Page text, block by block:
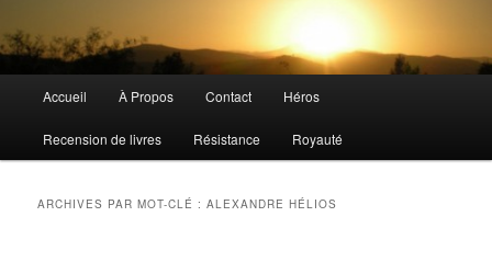
principal
Accueil À Propos Contact Héros
Recension de livres Résistance Royauté
ARCHIVES PAR MOT-CLÉ :ALEXANDRE HÉLIOS